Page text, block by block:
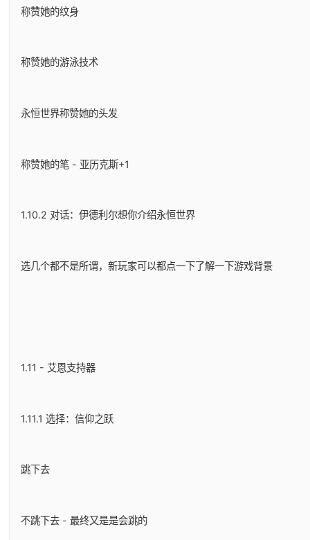
称赞她的纹身
称赞她的游泳技术
永恒世界称赞她的头发
称赞她的笔 - 亚历克斯+1
1.10.2 对话：伊德利尔想你介绍永恒世界
选几个都不是所谓，新玩家可以都点一下了解一下游戏背景
1.11 - 艾恩支持器
1.11.1 选择：信仰之跃
跳下去
不跳下去 - 最终又是是会跳的